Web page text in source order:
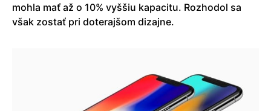
mohla mať až o 10% vyššiu kapacitu. Rozhodol sa
však zostať pri doterajšom dizajne.